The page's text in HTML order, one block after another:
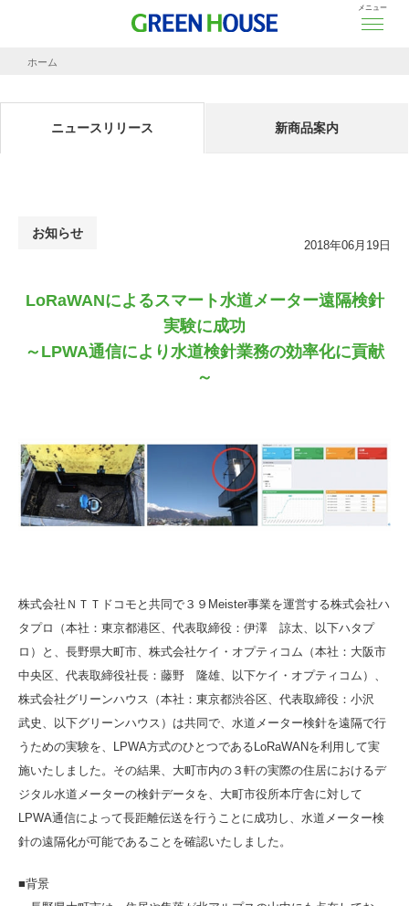
メニュー
ホーム
ニュースリリース 新商品案内
お知らせ
2018年06月19日
LoRaWANによるスマート水道メーター遠隔検針
実験に成功
～LPWA通信により水道検針業務の効率化に貢献
～
株式会社ＮＴＴドコモと共同で３９Meister事業を運営する株式会社ハ
タプロ（本社：東京都港区、代表取締役：伊澤 諒太、以下ハタプ
ロ）と、長野県大町市、株式会社ケイ・オプティコム（本社：大阪市
中央区、代表取締役社長：藤野 隆雄、以下ケイ・オプティコム）、
株式会社グリーンハウス（本社：東京都渋谷区、代表取締役：小沢
武史、以下グリーンハウス）は共同で、水道メーター検針を遠隔で行
うための実験を、LPWA方式のひとつであるLoRaWANを利用して実
施いたしました。その結果、大町市内の３軒の実際の住居におけるデ
ジタル水道メーターの検針データを、大町市役所本庁舎に対して
LPWA通信によって長距離伝送を行うことに成功し、水道メーター検
針の遠隔化が可能であることを確認いたしました。
■背景